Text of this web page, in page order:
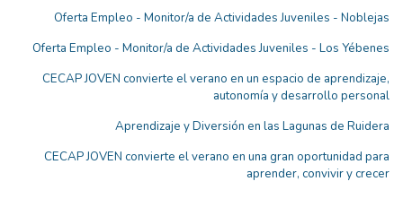
Oferta Empleo - Monitor/a de Actividades Juveniles - Noblejas
Oferta Empleo - Monitor/a de Actividades Juveniles - Los Yébenes
CECAP JOVEN convierte el verano en un espacio de aprendizaje,
autonomía y desarrollo personal
Aprendizaje y Diversión en las Lagunas de Ruidera
CECAP JOVEN convierte el verano en una gran oportunidad para
aprender, convivir y crecer